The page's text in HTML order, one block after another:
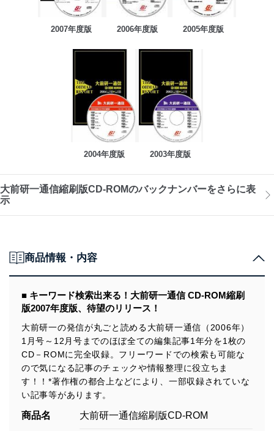
2007年度版 2006年度版 2005年度版
2004年度版 2003年度版
大前研一通信縮刷版CD-ROMのバックナンバーをさらに表
示
商品情報・内容
■ キーワード検索出来る！大前研一通信 CD-ROM縮刷
版2007年度版、待望のリリース！
大前研一の発信が丸ごと読める大前研一通信（2006年）
1月号～12月号までのほぼ全ての編集記事1年分を1枚の
CD－ROMに完全収録。フリーワードでの検索も可能な
ので気になる記事のチェックや情報整理に役立ちま
す！！*著作権の都合上などにより、一部収録されていな
い記事等があります。
商品名 大前研一通信縮刷版CD-ROM